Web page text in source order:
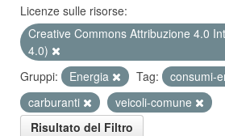
Licenze sulle risorse:
Creative Commons Attribuzione 4.0
4.0)
Gruppi:
Energia Tag:
consumi-
carburanti
veicoli-comune
Risultato del Filtro